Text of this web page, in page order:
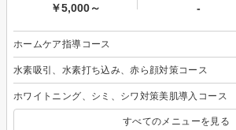
￥5,000～ -
ホームケア指導コース
水素吸引、水素打ち込み、赤ら顔対策コース
ホワイトニング、シミ、シワ対策美肌導入コース
すべてのメニューを見る